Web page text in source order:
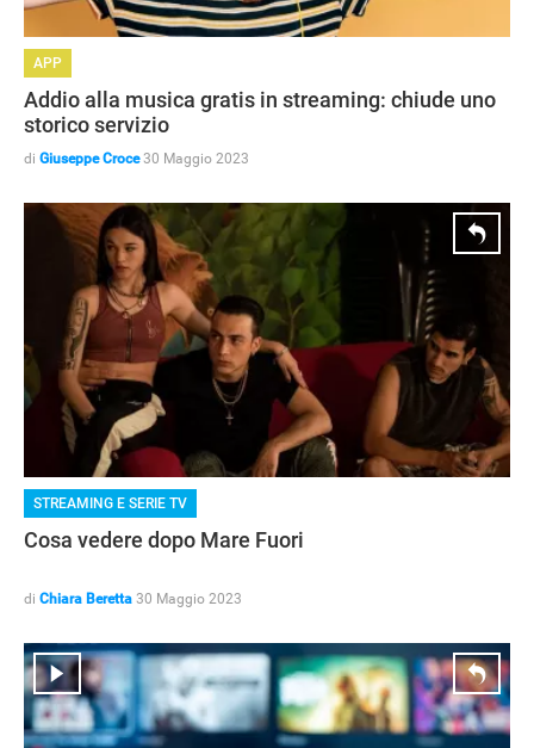
APP
Addio alla musica gratis in streaming: chiude uno
storico servizio
di Giuseppe Croce 30 Maggio 2023
STREAMING E SERIE TV
Cosa vedere dopo Mare Fuori
di Chiara Beretta 30 Maggio 2023